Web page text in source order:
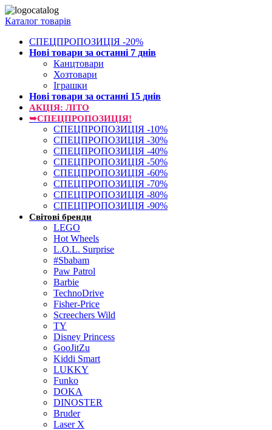
Каталог товарів
СПЕЦПРОПОЗИЦІЯ -20%
Нові товари за останнi 7 днiв
Канцтовари
Хозтовари
Іграшки
Нові товари за останнi 15 днiв
АКЦІЯ: ЛІТО
➥СПЕЦПРОПОЗИЦІЯ!
СПЕЦПРОПОЗИЦІЯ -10%
СПЕЦПРОПОЗИЦІЯ -30%
СПЕЦПРОПОЗИЦІЯ -40%
СПЕЦПРОПОЗИЦІЯ -50%
СПЕЦПРОПОЗИЦІЯ -60%
СПЕЦПРОПОЗИЦІЯ -70%
СПЕЦПРОПОЗИЦІЯ -80%
СПЕЦПРОПОЗИЦІЯ -90%
Світові бренди
LEGO
Hot Wheels
L.O.L. Surprise
#Sbabam
Paw Patrol
Barbie
TechnoDrive
Fisher-Price
Screechers Wild
TY
Disney Princess
GooJitZu
Kiddi Smart
LUKKY
Funko
DOKA
DINOSTER
Bruder
Laser X